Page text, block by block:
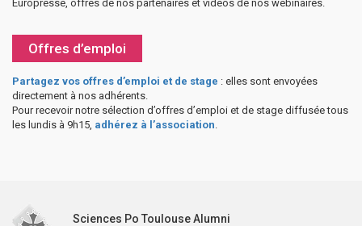
Europresse, offres de nos partenaires et vidéos de nos webinaires.
Offres d’emploi
Partagez vos offres d’emploi et de stage : elles sont envoyées
directement à nos adhérents.
Pour recevoir notre sélection d’offres d’emploi et de stage diffusée tous
les lundis à 9h15, adhérez à l’association
Sciences Po Toulouse Alumni